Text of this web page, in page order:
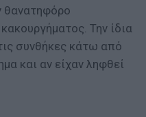
θανατηφόρο
Την ίδια
συνθήκες κάτω από
και αν είχαν ληφθεί